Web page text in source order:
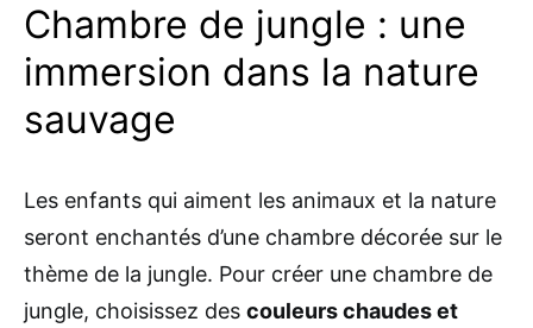
Chambre de jungle : une
immersion dans la nature
sauvage
Les enfants qui aiment les animaux et la nature
seront enchantés d’une chambre décorée sur le
thème de la jungle. Pour créer une chambre de
jungle, choisissez des couleurs chaudes et